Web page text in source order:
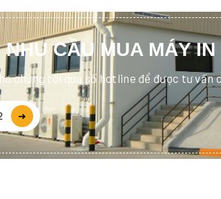
CẦU MUA MÁY
chúng tôi qua số hotline để được tư
➜